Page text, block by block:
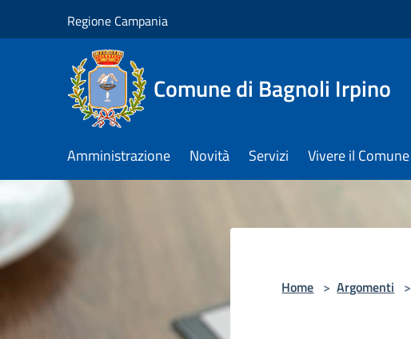
Regione Campania
Comune di Bagnoli Irpino
Amministrazione Novità Servizi Vivere il Comune
Home > Argomenti >